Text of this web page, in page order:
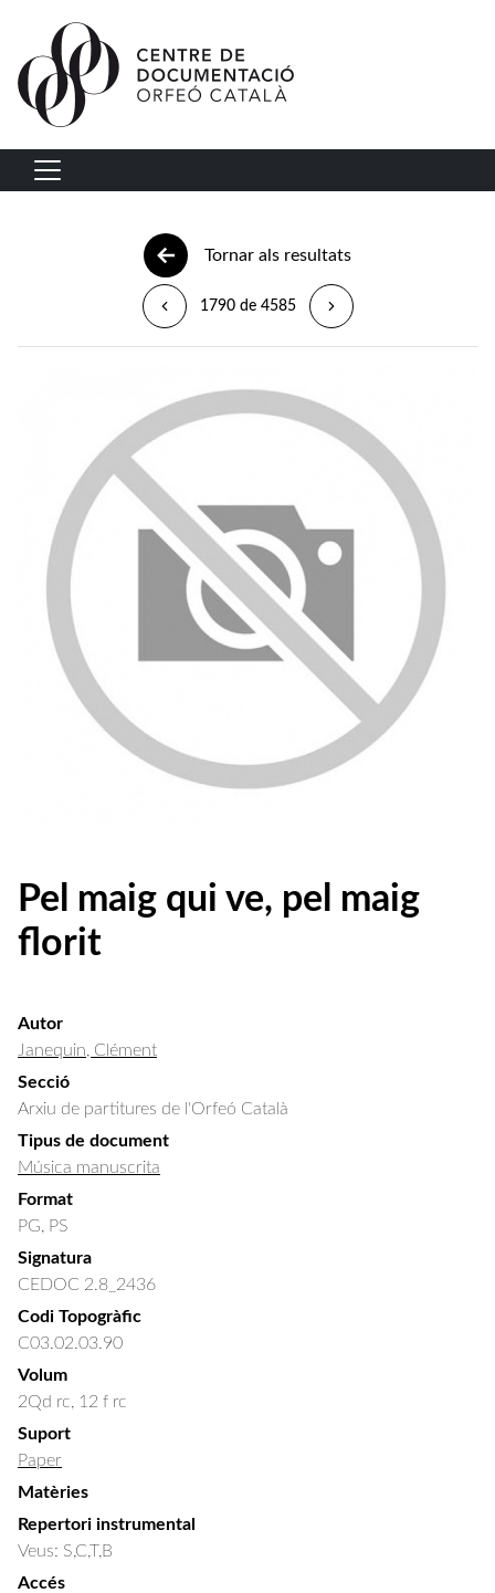
Vés al contingut
Navegació principal
Tornar als resultats
1790 de 4585
Pel maig qui ve, pel maig
florit
Autor
Janequin, Clément
Secció
Arxiu de partitures de l'Orfeó Català
Tipus de document
Música manuscrita
Format
PG, PS
Signatura
CEDOC 2.8_2436
Codi Topogràfic
C03.02.03.90
Volum
2Qd rc, 12 f rc
Suport
Paper
Matèries
Repertori instrumental
Veus: S,C,T,B
Accés